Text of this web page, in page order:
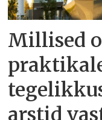
Millised
arstid